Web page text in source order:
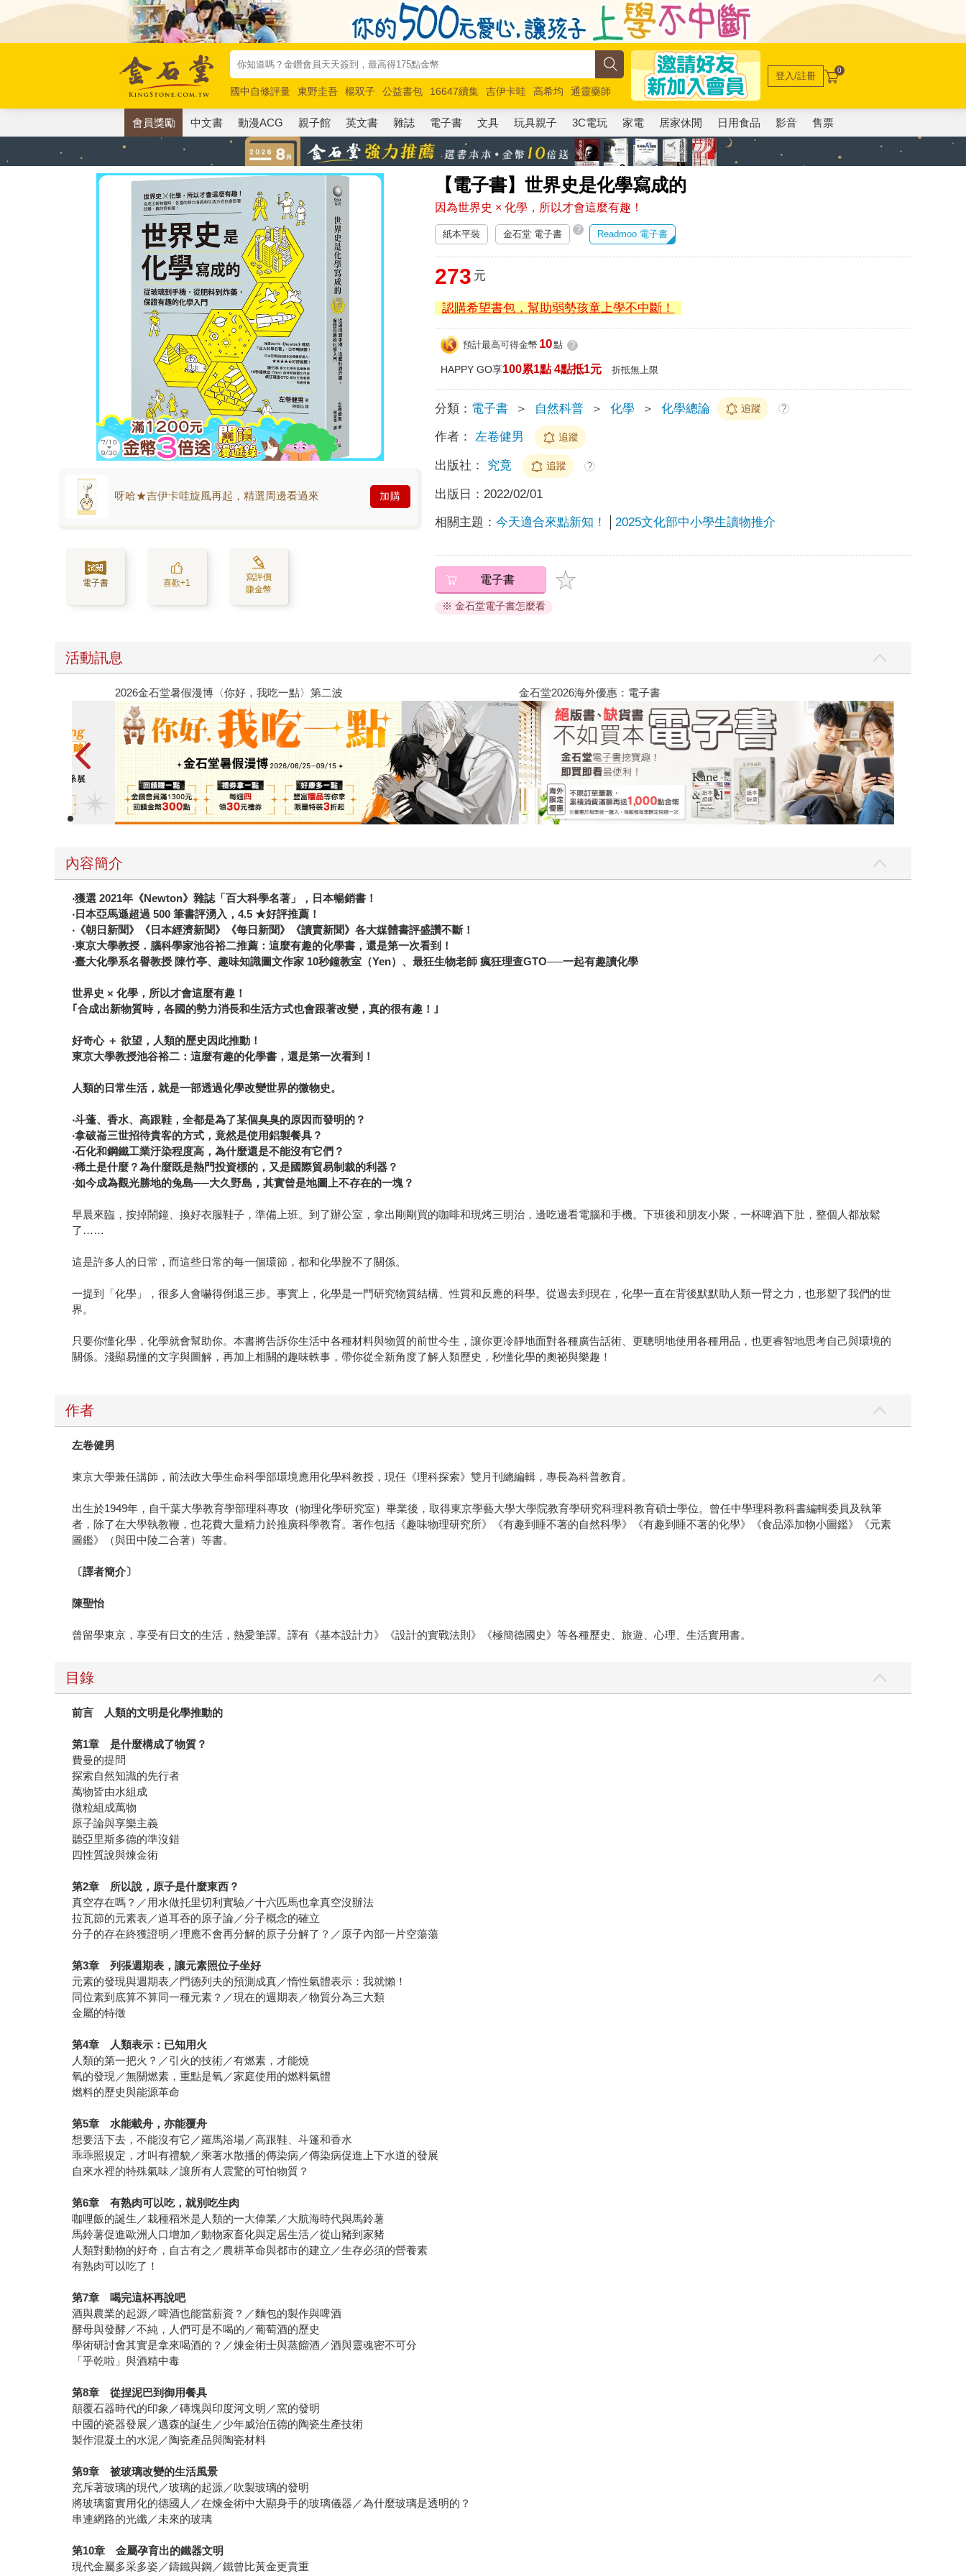
國中自修評量 東野圭吾 楊双子 公益書包 16647續集 吉伊卡哇 高希均
通靈藥師
唯紅花綻放
奧德賽 路邊攤新作 馬斯克 玩具總動員5 超慢跑
登入/註冊 0
會員獎勵 中文書 動漫ACG 親子館 英文書 雜誌 電子書 文具 玩具親子 3C電玩 家電 居家休閒 日用食品 影音 售票
【電子書】世界史是化學寫成的
因為世界史 × 化學，所以才會這麼有趣！
呀哈★吉伊卡哇旋風再起，精選周邊看過來 加購
電子書 喜歡+1
寫評價
賺金幣
紙本平裝 金石堂 電子書 ? Readmoo 電子書
273 元
認購希望書包，幫助弱勢孩童上學不中斷！
預計最高可得金幣 10點 ?
HAPPY GO享100累1點 4點抵1元 折抵無上限
分類： 電子書 ＞ 自然科普 ＞ 化學 ＞ 化學總論 追蹤 ?
作者： 左卷健男 追蹤
出版社： 究竟 追蹤 ?
出版日： 2022/02/01
相關主題：今天適合來點新知！ 2025文化部中小學生讀物推介
電子書
※ 金石堂電子書怎麼看
活動訊息
春光ｘ奇幻基地｜全書系展 2026金石堂暑假漫博〈你好，我吃一點〉第二波
內容簡介
‧獲選 2021年《Newton》雜誌「百大科學名著」，日本暢銷書！
‧ 日本亞馬遜超過 500筆書評湧入，4.5★好評推薦！
‧ 《朝日新聞》《日本經濟新聞》《每日新聞》《讀賣新聞》各大媒體書評盛讚不斷！
‧東京大學教授．腦科學家池谷裕二推薦：這麼有趣的化學書，還是第一次看到！
‧臺大化學系名譽教授 陳竹亭、趣味知識圖文作家 10秒鐘教室（Yen）、最狂生物老師 瘋狂理查GTO──一起有趣讀化學
世界史 ×化學，所以才會這麼有趣！
｢合成出新物質時，各國的勢力消長和生活方式也會跟著改變，真的很有趣！｣
好奇心 ＋ 欲望，人類的歷史因此推動！
東京大學教授池谷裕二：這麼有趣的化學書，還是第一次看到！
人類的日常生活，就是一部透過化學改變世界的微物史。
‧斗蓬、香水、高跟鞋，全都是為了某個臭臭的原因而發明的？
‧拿破崙三世招待貴客的方式，竟然是使用鋁製餐具？
‧石化和鋼鐵工業汙染程度高，為什麼還是不能沒有它們？
‧稀土是什麼？為什麼既是熱門投資標的，又是國際貿易制裁的利器？
‧如今成為觀光勝地的兔島──大久野島，其實曾是地圖上不存在的一塊？
早晨來臨，按掉鬧鐘、換好衣服鞋子，準備上班。到了辦公室，拿出剛剛買的咖啡和現烤三明治，邊吃邊看電腦和手機。下班後和朋友小聚，一杯啤酒下肚，整個人都放鬆
了……
這是許多人的日常，而這些日常的每一個環節，都和化學脫不了關係。
一提到「化學」，很多人會嚇得倒退三步。事實上，化學是一門研究物質結構、性質和反應的科學。從過去到現在，化學一直在背後默默助人類一臂之力，也形塑了我們的世
界。
只要你懂化學，化學就會幫助你。本書將告訴你生活中各種材料與物質的前世今生，讓你更冷靜地面對各種廣告話術、更聰明地使用各種用品，也更睿智地思考自己與環境的
關係。淺顯易懂的文字與圖解，再加上相關的趣味軼事，帶你從全新角度了解人類歷史，秒懂化學的奧祕與樂趣！
作者
左卷健男
東京大學兼任講師，前法政大學生命科學部環境應用化學科教授，現任《理科探索》雙月刊總編輯，專長為科普教育。
出生於1949年，自千葉大學教育學部理科專攻（物理化學研究室）畢業後，取得東京學藝大學大學院教育學研究科理科教育碩士學位。曾任中學理科教科書編輯委員及執筆
者，除了在大學執教鞭，也花費大量精力於推廣科學教育。著作包括《趣味物理研究所》《有趣到睡不著的自然科學》《有趣到睡不著的化學》《食品添加物小圖鑑》《元素
圖鑑》（與田中陵二合著）等書。
〔譯者簡介〕
陳聖怡
曾留學東京，享受有日文的生活，熱愛筆譯。譯有《基本設計力》《設計的實戰法則》《極簡德國史》等各種歷史、旅遊、心理、生活實用書。
目錄
前言 人類的文明是化學推動的
第1章 是什麼構成了物質？
費曼的提問
探索自然知識的先行者
萬物皆由水組成
微粒組成萬物
原子論與享樂主義
聽亞里斯多德的準沒錯
四性質說與煉金術
第2章 所以說，原子是什麼東西？
真空存在嗎？／用水做托里切利實驗／十六匹馬也拿真空沒辦法
拉瓦節的元素表／道耳吞的原子論／分子概念的確立
分子的存在終獲證明／理應不會再分解的原子分解了？／原子內部一片空蕩蕩
第3章 列張週期表，讓元素照位子坐好
元素的發現與週期表／門德列夫的預測成真／惰性氣體表示：我就懶！
同位素到底算不算同一種元素？／現在的週期表／物質分為三大類
金屬的特徵
第4章 人類表示：已知用火
人類的第一把火？／引火的技術／有燃素，才能燒
氧的發現／無關燃素，重點是氧／家庭使用的燃料氣體
燃料的歷史與能源革命
第5章 水能載舟，亦能覆舟
想要活下去，不能沒有它／羅馬浴場／高跟鞋、斗篷和香水
乖乖照規定，才叫有禮貌／乘著水散播的傳染病／傳染病促進上下水道的發展
自來水裡的特殊氣味／讓所有人震驚的可怕物質？
第6章 有熟肉可以吃，就別吃生肉
咖哩飯的誕生／栽種稻米是人類的一大偉業／大航海時代與馬鈴薯
馬鈴薯促進歐洲人口增加／動物家畜化與定居生活／從山豬到家豬
人類對動物的好奇，自古有之／農耕革命與都市的建立／生存必須的營養素
有熟肉可以吃了！
第7章 喝完這杯再說吧
酒與農業的起源／啤酒也能當薪資？／麵包的製作與啤酒
酵母與發酵／不純，人們可是不喝的／葡萄酒的歷史
學術研討會其實是拿來喝酒的？／煉金術士與蒸餾酒／酒與靈魂密不可分
「乎乾啦」與酒精中毒
第8章 從捏泥巴到御用餐具
顛覆石器時代的印象／磚塊與印度河文明／窯的發明
中國的瓷器發展／邁森的誕生／少年威治伍德的陶瓷生產技術
製作混凝土的水泥／陶瓷產品與陶瓷材料
第9章 被玻璃改變的生活風景
充斥著玻璃的現代／玻璃的起源／吹製玻璃的發明
將玻璃窗實用化的德國人／在煉金術中大顯身手的玻璃儀器／為什麼玻璃是透明的？
串連網路的光纖／未來的玻璃
第10章 金屬孕育出的鐵器文明
現代金屬多采多姿／鑄鐵與鋼／鐵曾比黃金更貴重